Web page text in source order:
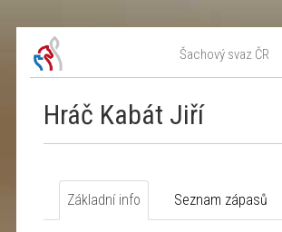
Šachový svaz ČR
Hráč Kabát Jiří
Základní info Seznam zápasů